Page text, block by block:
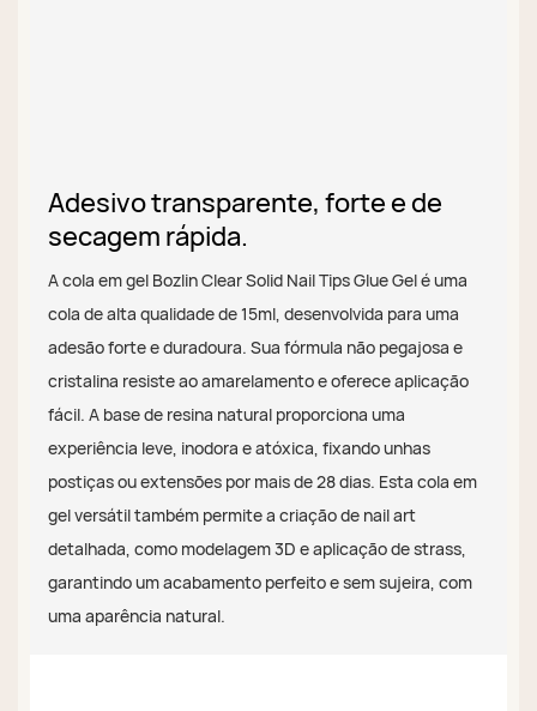
Adesivo transparente, forte e de
secagem rápida.
A cola em gel Bozlin Clear Solid Nail Tips Glue Gel é uma
cola de alta qualidade de 15ml, desenvolvida para uma
adesão forte e duradoura. Sua fórmula não pegajosa e
cristalina resiste ao amarelamento e oferece aplicação
fácil. A base de resina natural proporciona uma
experiência leve, inodora e atóxica, fixando unhas
postiças ou extensões por mais de 28 dias. Esta cola em
gel versátil também permite a criação de nail art
detalhada, como modelagem 3D e aplicação de strass,
garantindo um acabamento perfeito e sem sujeira, com
uma aparência natural.